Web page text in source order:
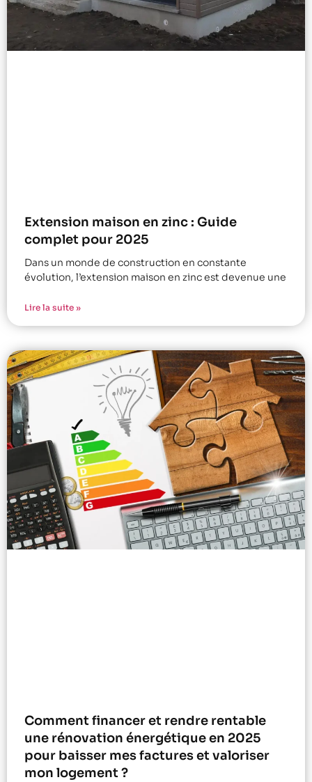
Extension maison en zinc : Guide
complet pour 2025
Dans un monde de construction en constante
évolution, l’extension maison en zinc est devenue une
Lire la suite »
Comment financer et rendre rentable
une rénovation énergétique en 2025
pour baisser mes factures et valoriser
mon logement ?